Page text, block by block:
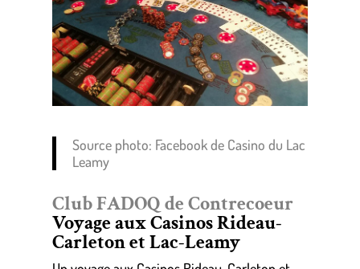
Source photo: Facebook de Casino du Lac
Leamy
Club FADOQ de Contrecoeur
Voyage aux Casinos Rideau-
Carleton et Lac-Leamy